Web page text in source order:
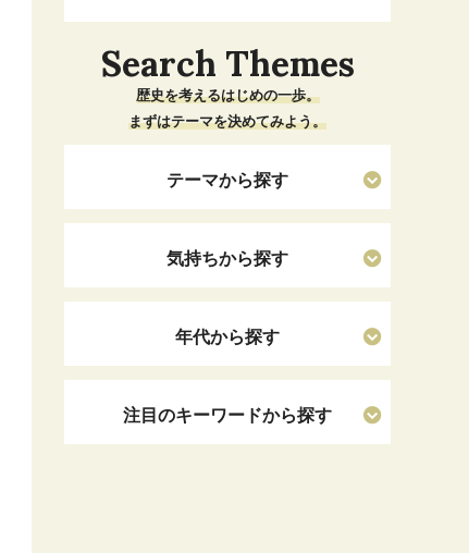
Search Themes
歴史を考えるはじめの一歩。
まずはテーマを決めてみよう。
テーマから探す
気持ちから探す
年代から探す
注目のキーワードから探す